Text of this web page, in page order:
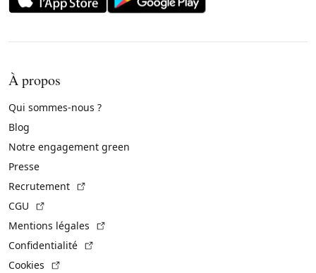
À propos
Qui sommes-nous ?
Blog
Notre engagement green
Presse
Recrutement
CGU
Mentions légales
Confidentialité
Cookies